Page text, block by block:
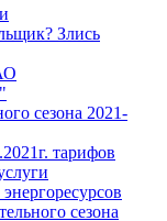
Злись
сезона 2021-
тарифов
сезона